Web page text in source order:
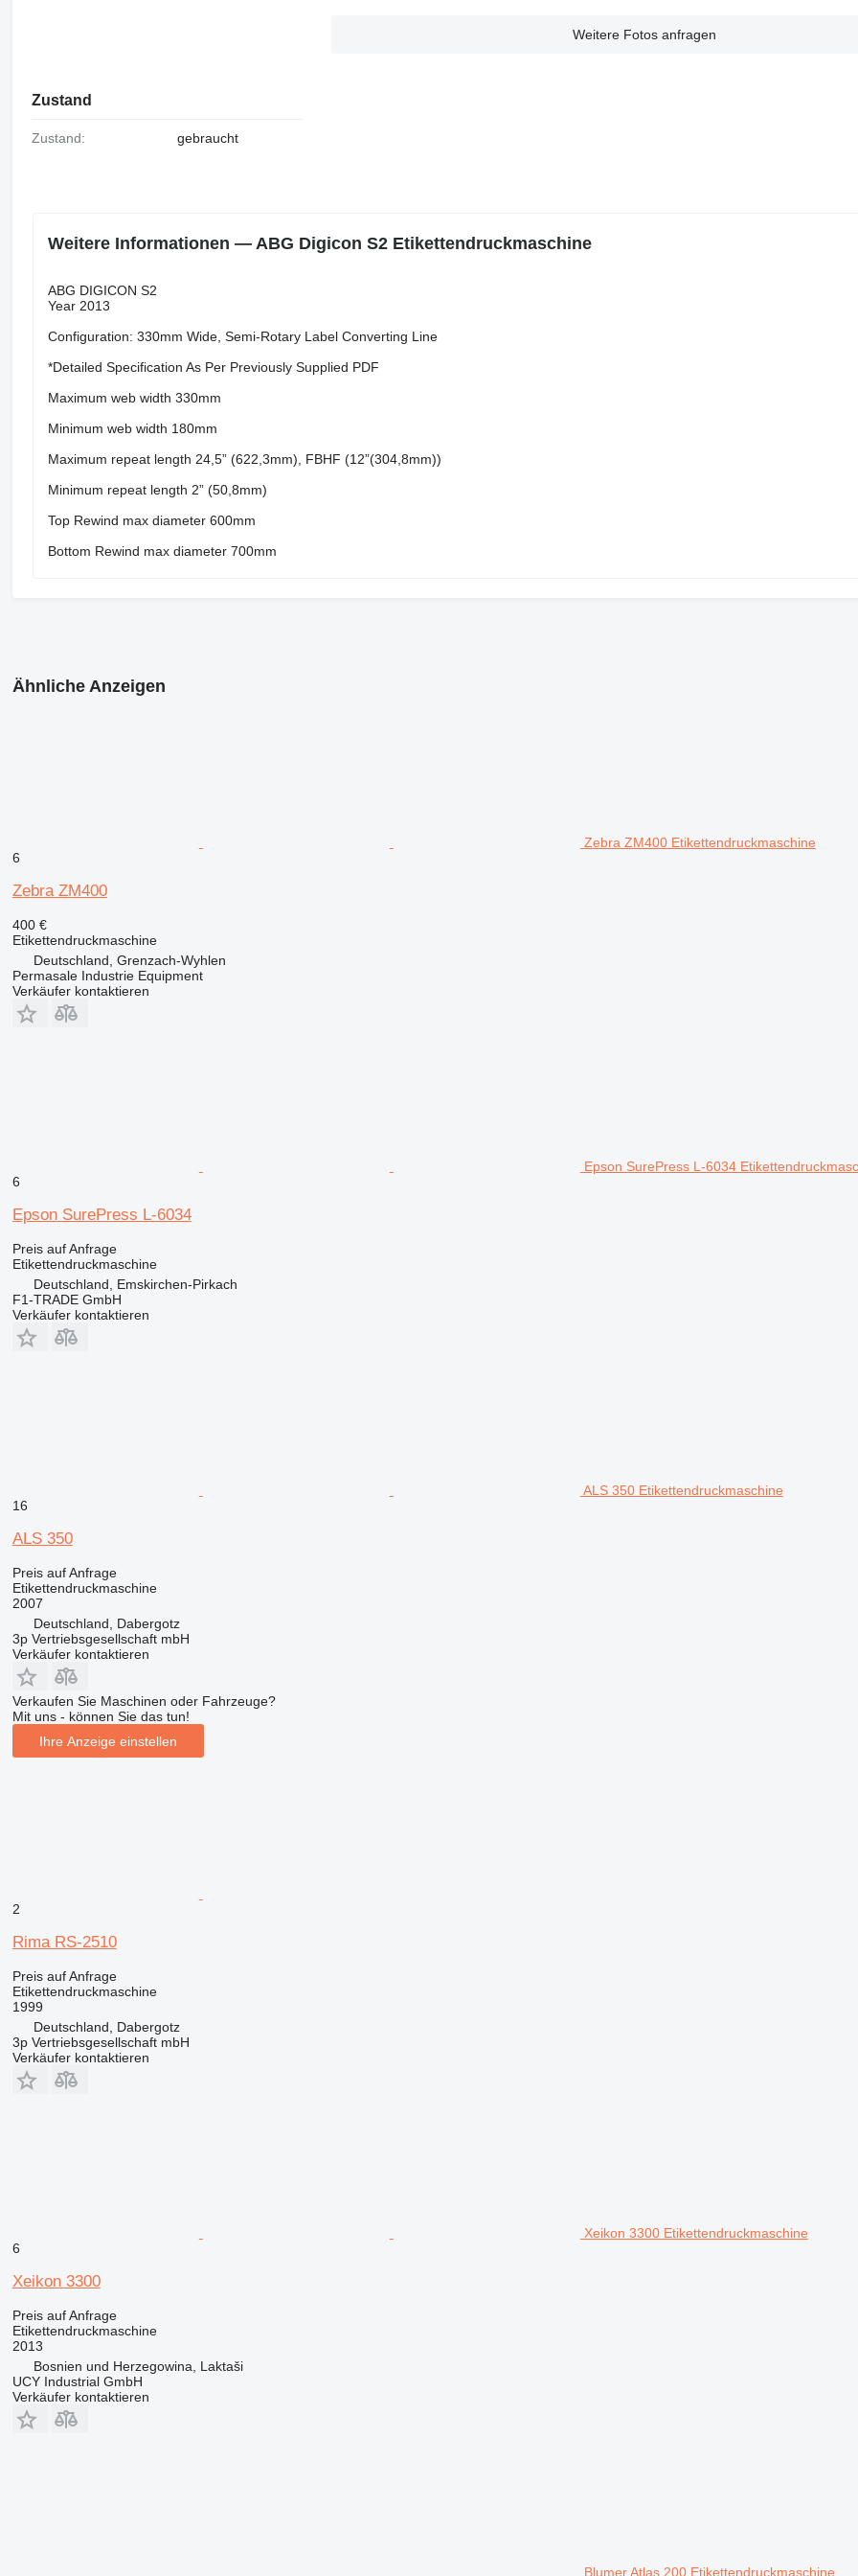
Weitere Fotos anfragen
Zustand
Zustand: gebraucht
Weitere Informationen — ABG Digicon S2 Etikettendruckmaschine
ABG DIGICON S2
Year 2013
Configuration: 330mm Wide, Semi-Rotary Label Converting Line
*Detailed Specification As Per Previously Supplied PDF
Maximum web width 330mm
Minimum web width 180mm
Maximum repeat length 24,5” (622,3mm), FBHF (12”(304,8mm))
Minimum repeat length 2” (50,8mm)
Top Rewind max diameter 600mm
Bottom Rewind max diameter 700mm
Ähnliche Anzeigen
Zebra ZM400 Etikettendruckmaschine
6
Zebra ZM400
400 €
Etikettendruckmaschine
Deutschland, Grenzach-Wyhlen
Permasale Industrie Equipment
Verkäufer kontaktieren
Epson SurePress L-6034
6
Epson SurePress L-6034
Preis auf Anfrage
Etikettendruckmaschine
Deutschland, Emskirchen-Pirkach
F1-TRADE GmbH
Verkäufer kontaktieren
ALS 350 Etikettendruckmaschine
16
ALS 350
Preis auf Anfrage
Etikettendruckmaschine
2007
Deutschland, Dabergotz
3p Vertriebsgesellschaft mbH
Verkäufer kontaktieren
Verkaufen Sie Maschinen oder Fahrzeuge?
Mit uns - können Sie das tun!
Ihre Anzeige einstellen
2
Rima RS-2510
Preis auf Anfrage
Etikettendruckmaschine
1999
Deutschland, Dabergotz
3p Vertriebsgesellschaft mbH
Verkäufer kontaktieren
Xeikon 3300 Etikettendruckmaschine
6
Xeikon 3300
Preis auf Anfrage
Etikettendruckmaschine
2013
Bosnien und Herzegowina, Laktaši
UCY Industrial GmbH
Verkäufer kontaktieren
Blumer Atlas 200 Etikettendruckmaschine